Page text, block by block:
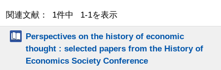
関連文献： 1件中 1-1を表示
Perspectives on the history of economic
thought : selected papers from the History of
Economics Society Conference